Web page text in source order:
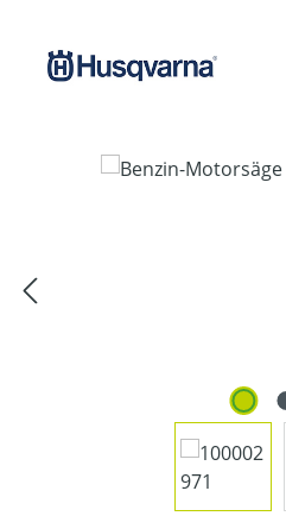
Bildergalerie überspringen